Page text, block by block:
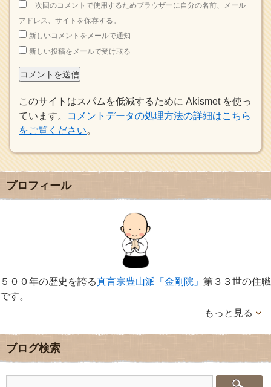
次回のコメントで使用するためブラウザーに自分の名前、メール
アドレス、サイトを保存する。
新しいコメントをメールで通知
新しい投稿をメールで受け取る
このサイトはスパムを低減するために Akismet を使っ
ています。
コメントデータの処理方法の詳細はこちら
をご覧ください。
プロフィール
５００年の歴史を誇る真言宗豊山派「金剛院」 第３３世の住職
です。
もっと見る
ブログ検索